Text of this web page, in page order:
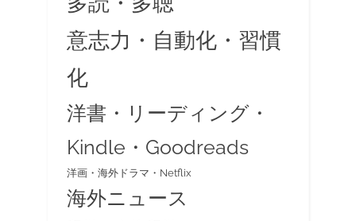
意志力・自動化・習慣
化
洋書・リーディング・
Kindle・Goodreads
洋画・海外ドラマ・Netflix
海外ニュース